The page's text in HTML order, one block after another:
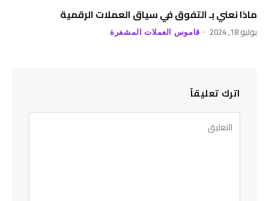
ماذا نعني بـ التفوق في سياق العملات الرقمية
يوليو 18, 2024 قاموس العملات المشفرة
اترك تعليقاً